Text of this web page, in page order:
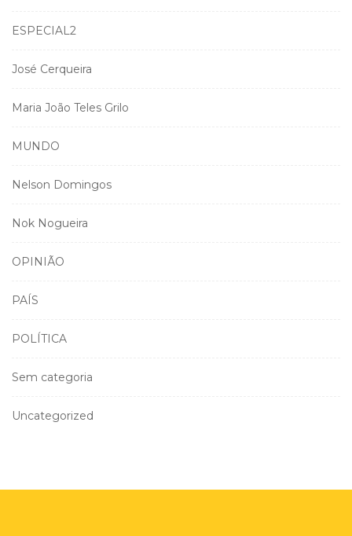
ESPECIAL2
José Cerqueira
Maria João Teles Grilo
MUNDO
Nelson Domingos
Nok Nogueira
OPINIÃO
PAÍS
POLÍTICA
Sem categoria
Uncategorized